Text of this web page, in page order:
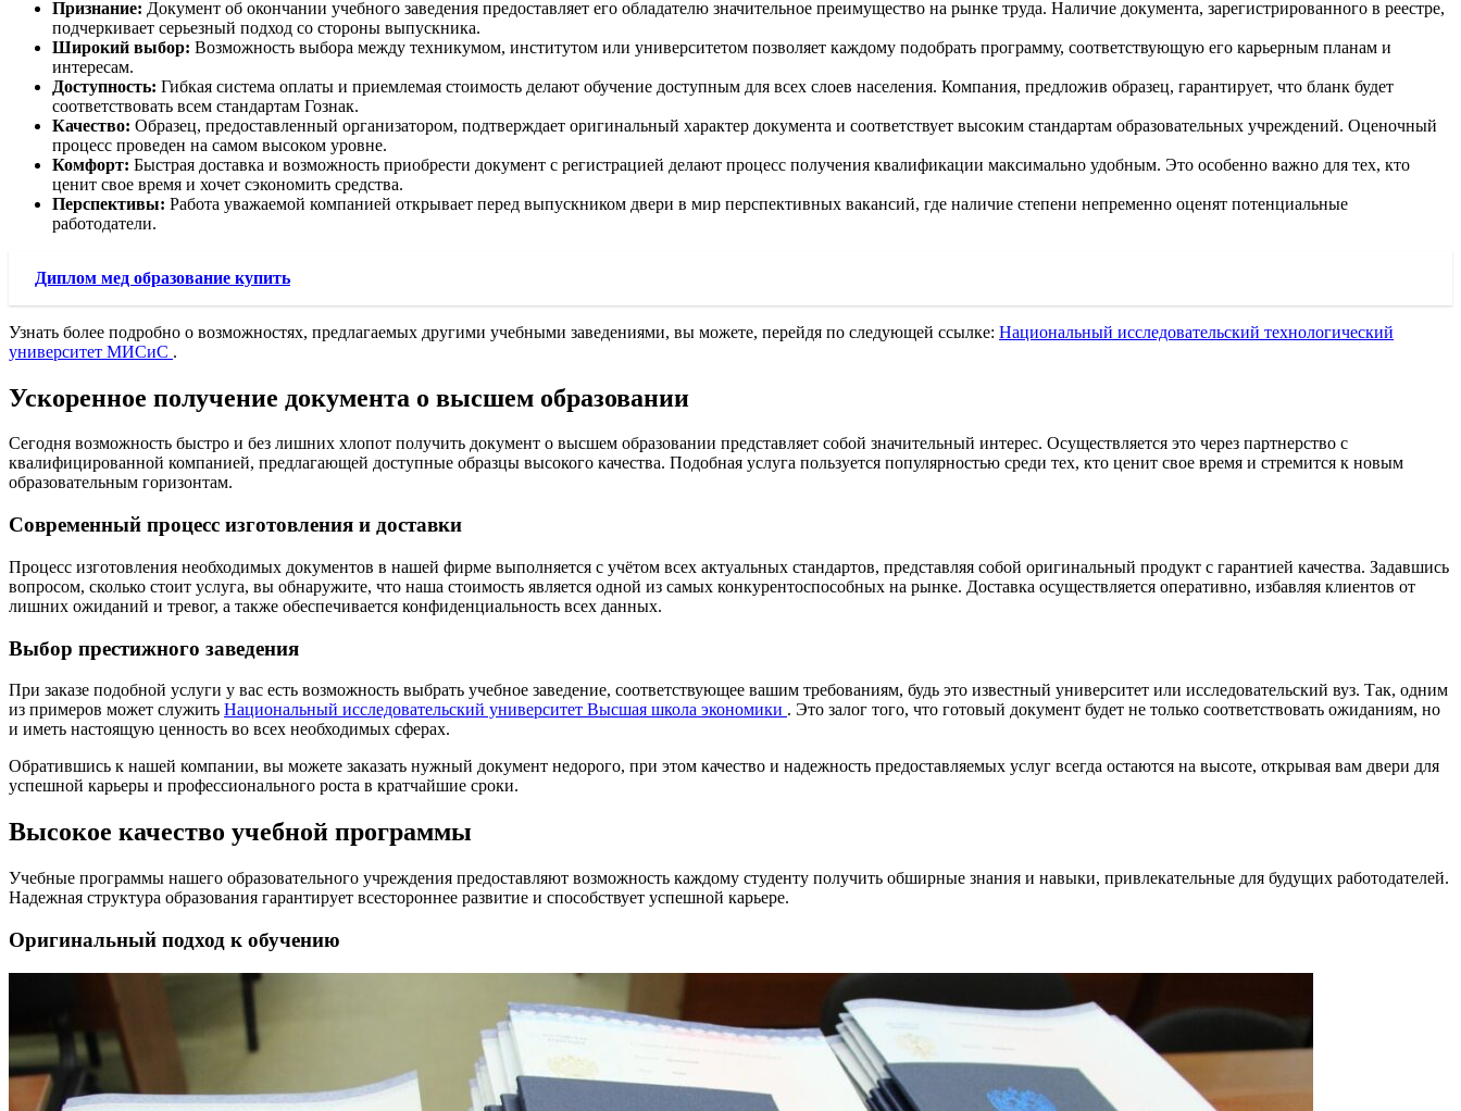
Признание: Документ об окончании учебного заведения предоставляет его обладателю значительное преимущество на рынке труда. Наличие документа, зарегистрированного в реестре,
подчеркивает серьезный подход со стороны выпускника.
Широкий выбор: Возможность выбора между техникумом, институтом или университетом позволяет каждому подобрать программу, соответствующую его карьерным планам и
интересам.
Доступность: Гибкая система оплаты и приемлемая стоимость делают обучение доступным для всех слоев населения. Компания, предложив образец, гарантирует, что бланк будет
соответствовать всем стандартам Гознак.
Качество: Образец, предоставленный организатором, подтверждает оригинальный характер документа и соответствует высоким стандартам образовательных учреждений. Оценочный
процесс проведен на самом высоком уровне.
Комфорт: Быстрая доставка и возможность приобрести документ с регистрацией делают процесс получения квалификации максимально удобным. Это особенно важно для тех, кто
ценит свое время и хочет сэкономить средства.
Перспективы: Работа уважаемой компанией открывает перед выпускником двери в мир перспективных вакансий, где наличие степени непременно оценят потенциальные
работодатели.
Диплом мед образование купить
Узнать более подробно о возможностях, предлагаемых другими учебными заведениями, вы можете, перейдя по следующей ссылке: Национальный исследовательский технологический
университет МИСиС .
Ускоренное получение документа о высшем образовании
Сегодня возможность быстро и без лишних хлопот получить документ о высшем образовании представляет собой значительный интерес. Осуществляется это через партнерство с
квалифицированной компанией, предлагающей доступные образцы высокого качества. Подобная услуга пользуется популярностью среди тех, кто ценит свое время и стремится к новым
образовательным горизонтам.
Современный процесс изготовления и доставки
Процесс изготовления необходимых документов в нашей фирме выполняется с учётом всех актуальных стандартов, представляя собой оригинальный продукт с гарантией качества. Задавшись
вопросом, сколько стоит услуга, вы обнаружите, что наша стоимость является одной из самых конкурентоспособных на рынке. Доставка осуществляется оперативно, избавляя клиентов от
лишних ожиданий и тревог, а также обеспечивается конфиденциальность всех данных.
Выбор престижного заведения
При заказе подобной услуги у вас есть возможность выбрать учебное заведение, соответствующее вашим требованиям, будь это известный университет или исследовательский вуз. Так, одним
из примеров может служить Национальный исследовательский университет Высшая школа экономики . Это залог того, что готовый документ будет не только соответствовать ожиданиям, но
и иметь настоящую ценность во всех необходимых сферах.
Обратившись к нашей компании, вы можете заказать нужный документ недорого, при этом качество и надежность предоставляемых услуг всегда остаются на высоте, открывая вам двери для
успешной карьеры и профессионального роста в кратчайшие сроки.
Высокое качество учебной программы
Учебные программы нашего образовательного учреждения предоставляют возможность каждому студенту получить обширные знания и навыки, привлекательные для будущих работодателей.
Надежная структура образования гарантирует всестороннее развитие и способствует успешной карьере.
Оригинальный подход к обучению